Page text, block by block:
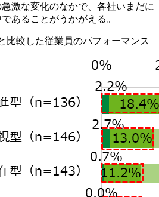
激な変化のなかで、各社いまだに
あることがうかがえる。
比較した従業員のパフォーマンス